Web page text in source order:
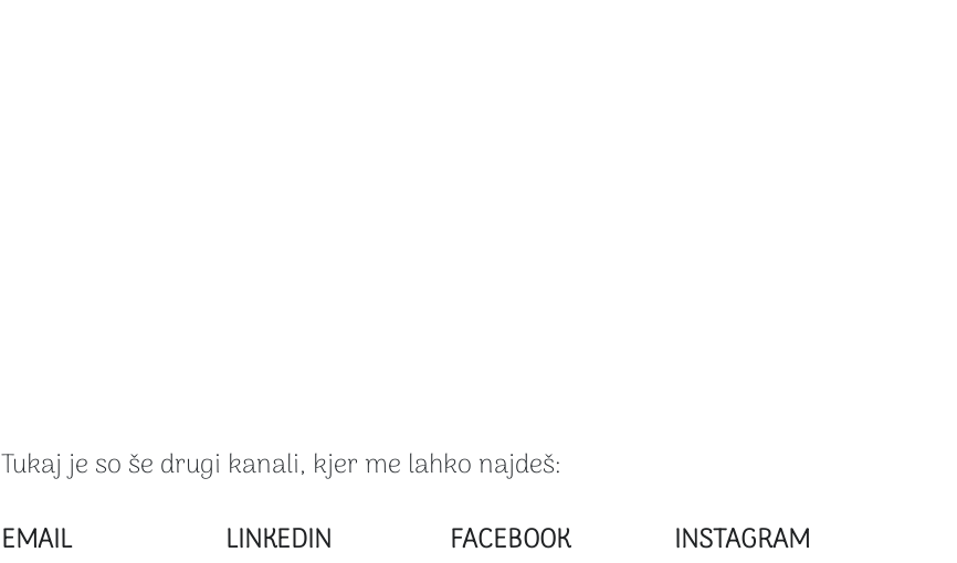
Tukaj je so še drugi kanali, kjer me lahko najdeš:
EMAIL
LINKEDIN FACEBOOK INSTAGRAM